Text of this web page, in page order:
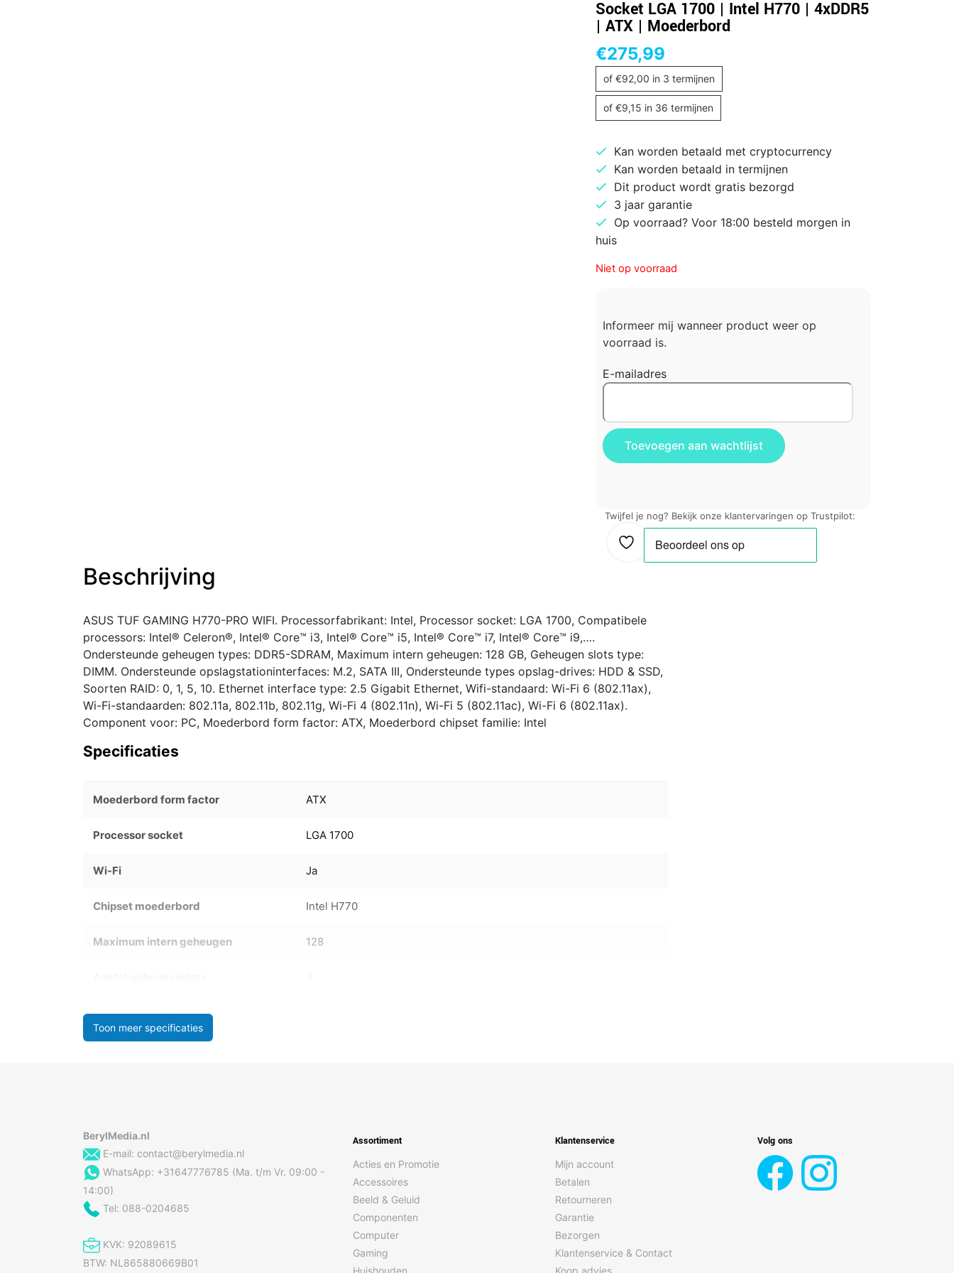
Socket LGA 1700 | Intel H770 | 4xDDR5
| ATX | Moederbord
€275,99
of €92,00 in 3 termijnen
of €9,15 in 36 termijnen
Kan worden betaald met cryptocurrency
Kan worden betaald in termijnen
Dit product wordt gratis bezorgd
3 jaar garantie
Op voorraad? Voor 18:00 besteld morgen in
huis
Niet op voorraad
Informeer mij wanneer product weer op
voorraad is.
E-mailadres
Twijfel je nog? Bekijk onze klantervaringen op Trustpilot:
Beschrijving
ASUS TUF GAMING H770-PRO WIFI. Processorfabrikant: Intel, Processor socket: LGA 1700, Compatibele
processors: Intel® Celeron®, Intel® Core™ i3, Intel® Core™ i5, Intel® Core™ i7, Intel® Core™ i9,….
Ondersteunde geheugen types: DDR5-SDRAM, Maximum intern geheugen: 128 GB, Geheugen slots type:
DIMM. Ondersteunde opslagstationinterfaces: M.2, SATA III, Ondersteunde types opslag-drives: HDD & SSD,
Soorten RAID: 0, 1, 5, 10. Ethernet interface type: 2.5 Gigabit Ethernet, Wifi-standaard: Wi-Fi 6 (802.11ax),
Wi-Fi-standaarden: 802.11a, 802.11b, 802.11g, Wi-Fi 4 (802.11n), Wi-Fi 5 (802.11ac), Wi-Fi 6 (802.11ax).
Component voor: PC, Moederbord form factor: ATX, Moederbord chipset familie: Intel
Specificaties
Moederbord form factor ATX
Processor socket LGA 1700
Wi-Fi Ja
Chipset moederbord Intel H770
Maximum intern geheugen 128
Toon meer specificaties
BerylMedia.nl
E-mail: contact@berylmedia.nl
WhatsApp: +31647776785 (Ma. t/m Vr. 09:00 -
14:00)
Tel: 088-0204685
KVK: 92089615
BTW: NL865880669B01
Assortiment
Acties en Promotie
Accessoires
Beeld & Geluid
Componenten
Computer
Gaming
Huishouden
Klantenservice
Mijn account
Betalen
Retourneren
Garantie
Bezorgen
Klantenservice & Contact
Koop advies
Volg ons